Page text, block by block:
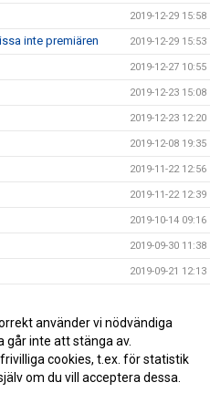
2019-12-29 15:58
inte premiären 2019-12-29 15:53
2019-12-27 10:55
2019-12-23 15:08
2019-12-23 12:20
2019-12-08 19:35
2019-11-22 12:56
2019-11-22 12:39
2019-10-14 09:16
2019-09-30 11:38
2019-09-21 12:13
2019-09-17 13:05
2019-09-06 21:21
använder vi nödvändiga
går inte att stänga av.
cookies, t.ex. för statistik
om du vill acceptera dessa.